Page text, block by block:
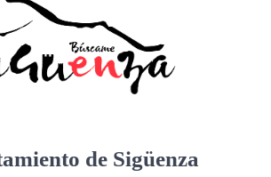
de Sigüenza